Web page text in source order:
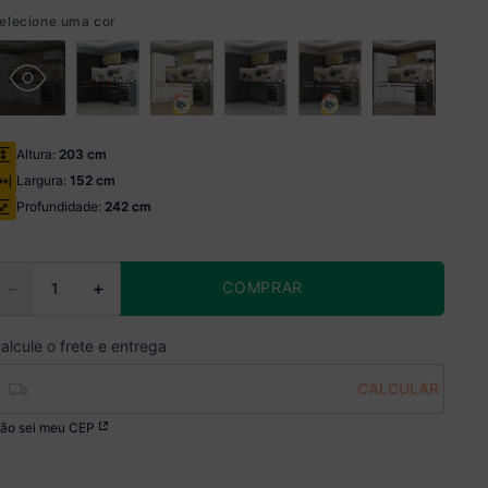
uma cor
Altura: 203 cm
Largura: 152 cm
Profundidade: 242 cm
＋
－ COMPRAR
sei meu CEP